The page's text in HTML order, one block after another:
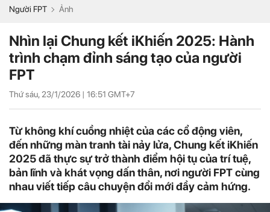
Người FPT Ảnh
Nhìn lại Chung kết iKhiến 2025: Hành
trình chạm đỉnh sáng tạo của người
FPT
Thứ sáu, 23/1/2026 | 16:51 GMT+7
Từ không khí cuồng nhiệt của các cổ động viên,
đến những màn tranh tài nảy lửa, Chung kết iKhiến
2025 đã thực sự trở thành điểm hội tụ của trí tuệ,
bản lĩnh và khát vọng dấn thân, nơi người FPT cùng
nhau viết tiếp câu chuyện đổi mới đầy cảm hứng.